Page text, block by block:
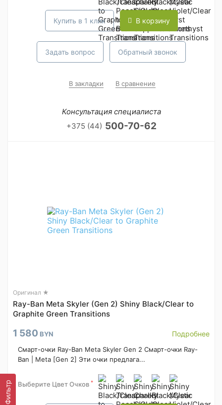
Фильтр
Купить в 1 клик В корзину
Задать вопрос Обратный звонок
В закладки В сравнение
Консультация специалиста
+375 (44) 500-70-62
Оригинал ★
Ray-Ban Meta Skyler (Gen 2) Shiny Black/Clear to
Graphite Green Transitions
1 580 BYN Подробнее
Смарт-очки Ray-Ban Meta Skyler Gen 2 Смарт-очки Ray-
Ban | Meta [Gen 2] Эти очки предлага...
Выберите Цвет Очков *